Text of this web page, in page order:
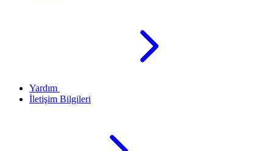
Yardım
İletişim Bilgileri